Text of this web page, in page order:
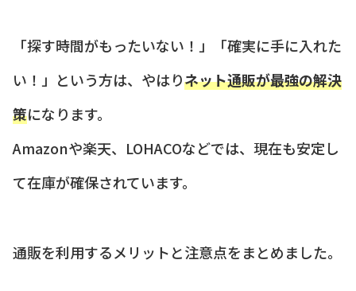
「探す時間がもったいない！」「確実に手に入れた
い！」という方は、やはりネット通販が最強の解決
策になります。
Amazonや楽天、LOHACOなどでは、現在も安定し
て在庫が確保されています。
通販を利用するメリットと注意点をまとめました。